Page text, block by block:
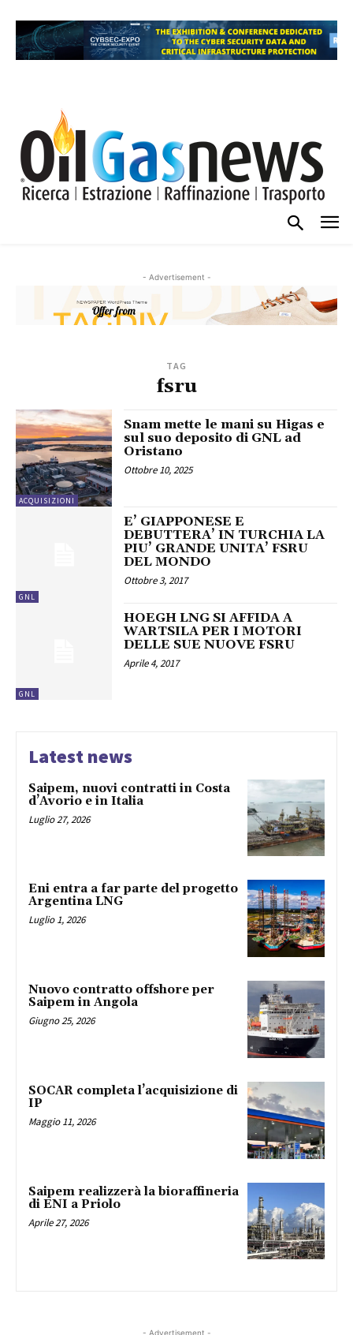
- Advertisement -
TAG
fsru
ACQUISIZIONI
Snam mette le mani su Higas e
sul suo deposito di GNL ad
Oristano
Ottobre 10, 2025
GNL
E’ GIAPPONESE E
DEBUTTERA’ IN TURCHIA LA
PIU’ GRANDE UNITA’ FSRU
DEL MONDO
Ottobre 3, 2017
GNL
HOEGH LNG SI AFFIDA A
WARTSILA PER I MOTORI
DELLE SUE NUOVE FSRU
Aprile 4, 2017
Latest news
Saipem, nuovi contratti in Costa
d’Avorio e in Italia
Luglio 27, 2026
Eni entra a far parte del progetto
Argentina LNG
Luglio 1, 2026
Nuovo contratto offshore per
Saipem in Angola
Giugno 25, 2026
SOCAR completa l’acquisizione di
IP
Maggio 11, 2026
Saipem realizzerà la bioraffineria
di ENI a Priolo
Aprile 27, 2026
- Advertisement -